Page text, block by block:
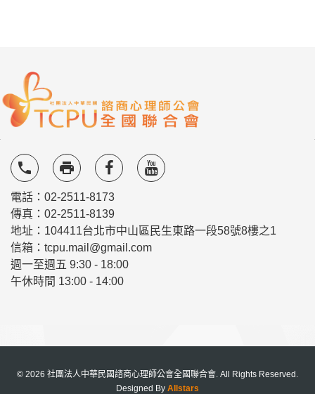
local_phone local_printshop
電話：02-2511-8173
傳真：02-2511-8139
地址：104411台北市中山區民生東路一段58號8樓之1
信箱：tcpu.mail@gmail.com
週一至週五 9:30 - 18:00
午休時間 13:00 - 14:00
© 2026 社團法人中華民國諮商心理師公會全國聯合會. All Rights Reserved.
Designed By Allstars